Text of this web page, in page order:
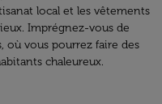
local et les vêtements
Imprégnez-vous de
où vous pourrez faire des
chaleureux.